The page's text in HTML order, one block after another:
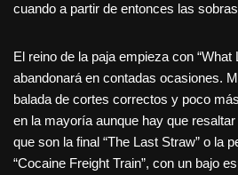
cuando a partir de entonces las
El reino de la paja empieza con “What
abandonará en contadas ocasiones.
balada de cortes correctos y poco
en la mayoría aunque hay que
que son la final “The Last Straw” o la
“Cocaine Freight Train”, con un bajo